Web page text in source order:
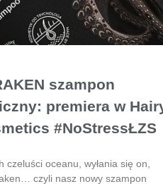
szampon
premiera w
#NoStressŁZS
czeluści oceanu, wyłania się on,
czyli nasz nowy szampon